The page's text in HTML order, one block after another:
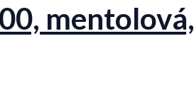
mentolová,